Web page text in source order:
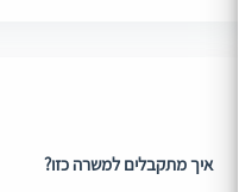
איך מתקבלים למשרה כזו?